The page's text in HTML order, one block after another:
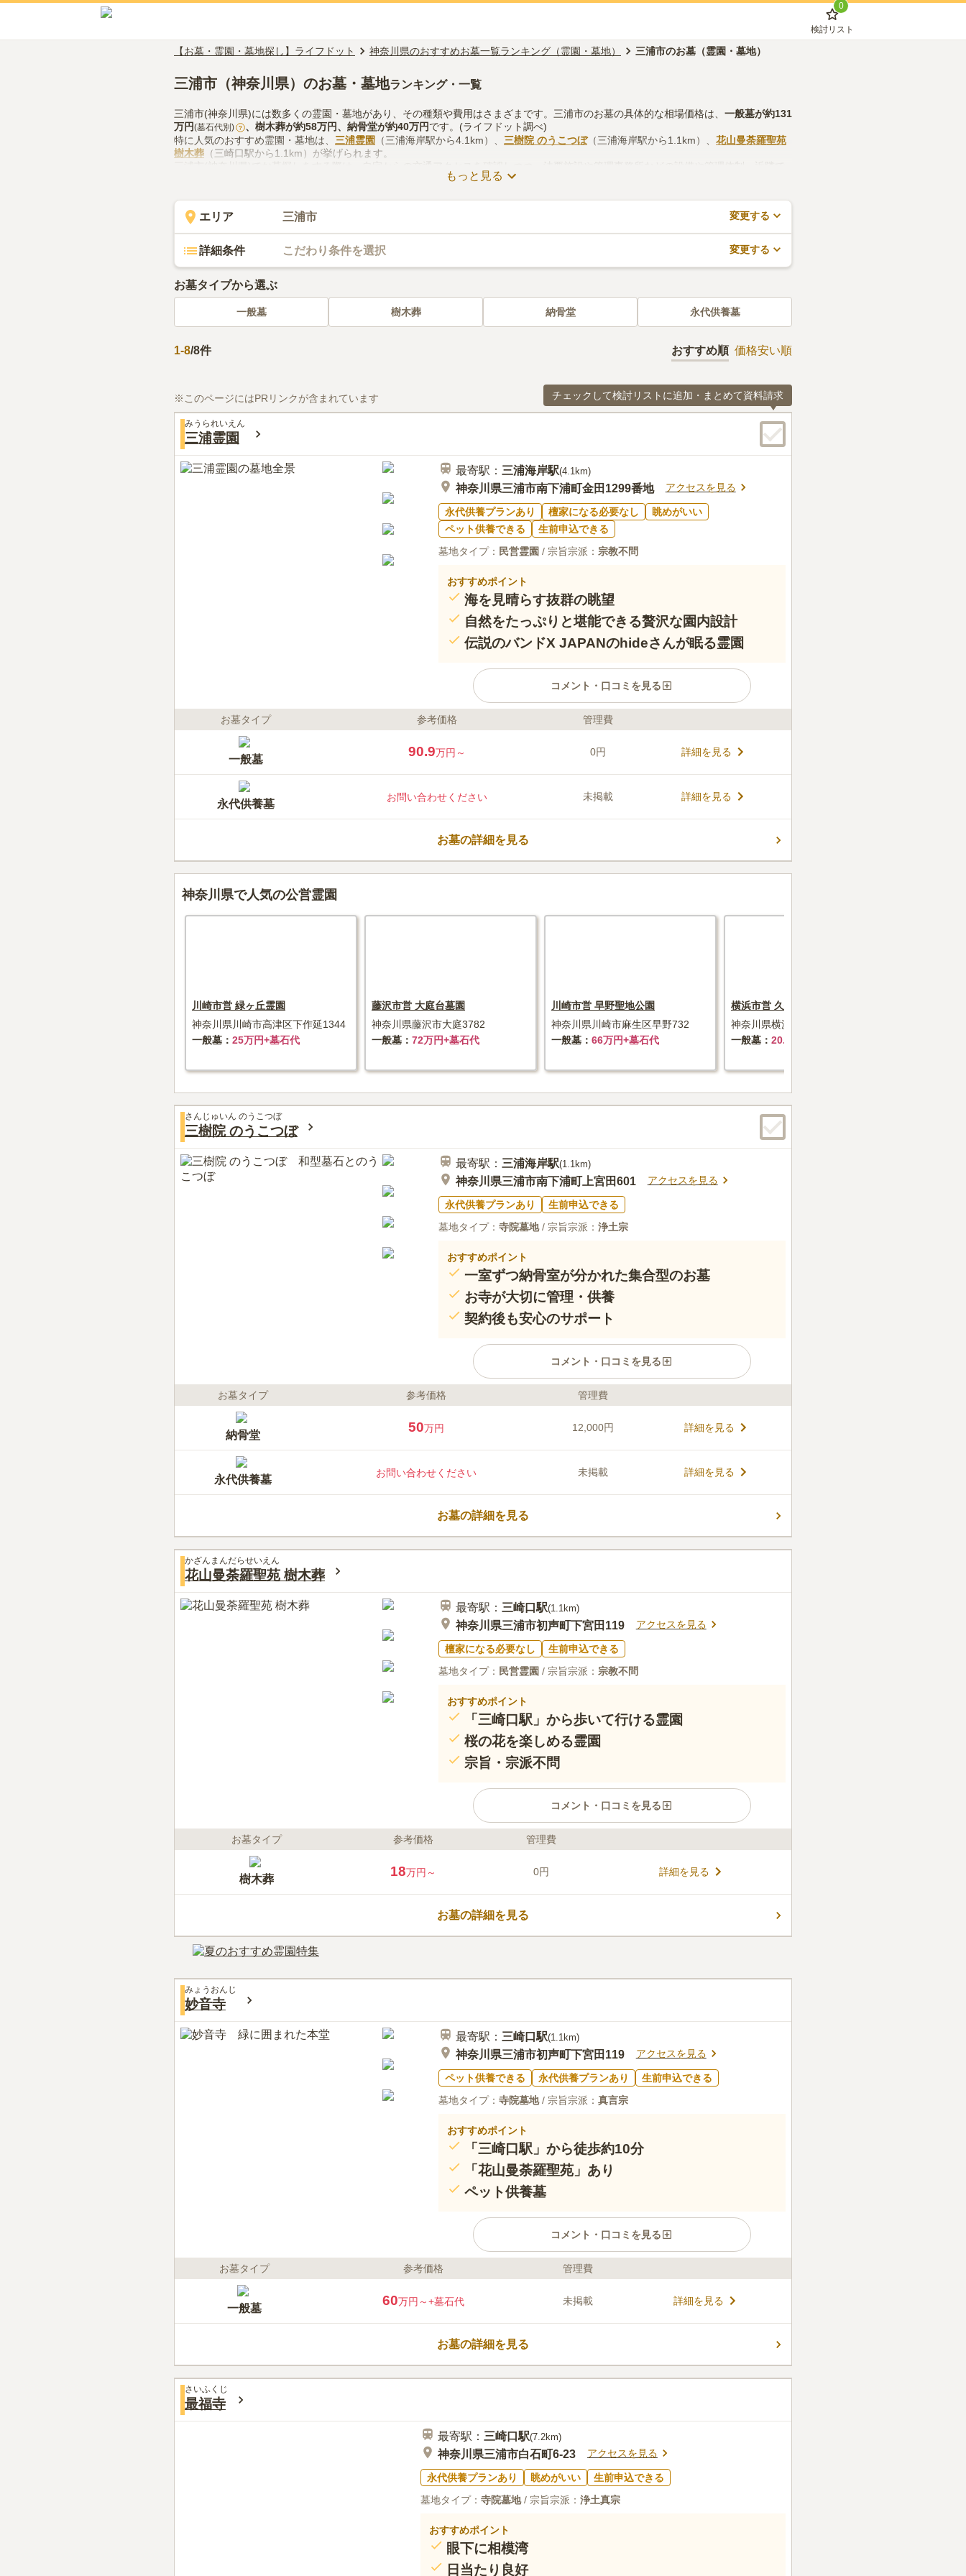
0
検討リスト
【お墓・霊園・墓地探し】ライフドット 神奈川県のおすすめお墓一覧ランキング（霊園・墓地） 三浦市のお墓（霊園・墓地）
三浦市（神奈川県）のお墓・墓地ランキング・一覧
三浦市(神奈川県)には数多くの霊園・墓地があり、その種類や費用はさまざまです。三浦市のお墓の具体的な相場価格は、 一般墓が約131
万円(墓石代別) ? 、 樹木葬が約58万円、 納骨堂が約40万円です。(ライフドット調べ)
特に人気のおすすめ霊園・墓地は、 三浦霊園 （三浦海岸駅から4.1km）、 三樹院 のうこつぼ（三浦海岸駅から1.1km）、 花山曼荼羅聖苑
樹木葬 （三崎口駅から1.1km）が挙げられます。
三浦市(神奈川県)でお墓探しをする際は、自宅からの交通アクセスを確認しつつ、法要施設や管理事務所などの設備や管理体制、近隣で
の供花やお線香の入手方法などを考慮して選ぶとよいでしょう。資料請求や見学予約が無料でできますので、活用してみてください。
もっと見る
エリア 三浦市 変更する
詳細条件 こだわり条件を選択 変更する
お墓タイプから選ぶ
一般墓 樹木葬 納骨堂 永代供養墓
1-8/8件 おすすめ順 価格安い順
※このページにはPRリンクが含まれています チェックして検討リストに追加・まとめて資料請求
みうられいえん
三浦霊園
最寄駅： 三浦海岸駅(4.1km)
神奈川県三浦市南下浦町金田1299番地 アクセスを見る
永代供養プランあり 檀家になる必要なし
眺めがいい
ペット供養できる
生前申込できる
墓地タイプ： 民営霊園 / 宗旨宗派： 宗教不問
おすすめポイント
海を見晴らす抜群の眺望
自然をたっぷりと堪能できる贅沢な園内設計
伝説のバンドX JAPANのhideさんが眠る霊園
コメント・口コミを見る
ライフドット編集部のコメント
ぐの、海に囲まれた眺めのいい霊園です。園内には本格的な日
本庭園があり、周囲を豊かな自然に囲まれています。公益財団
ター・hideさんが眠る霊園としても有名です。
口コミ評価
みんなの評価
とが出来ます。海が近く見晴らしが良いのでお天気が良ければとてもす
させてくれる人気のレストランがあります。やはり車でないと少し不便
お墓タイプ 参考価格 管理費
一般墓
90.9万円～ 0円 詳細を見る
永代供養墓
お問い合わせください 未掲載 詳細を見る
お墓の詳細を見る
神奈川県で人気の公営霊園
川崎市営 緑ヶ丘霊園
神奈川県川崎市高津区下作延1344
一般墓
25万円+墓石代
藤沢市営 大庭台墓園
神奈川県藤沢市大庭3782
一般墓
72万円+墓石代
川崎市営 早野聖地公園
神奈川県川崎市麻生区早野732
一般墓
66万円+墓石代
横浜市営 久保山墓地
神奈川県横浜市西区元久保町3-24
一般墓
20.3万円～+墓石代
さんじゅいん のうこつぼ
三樹院 のうこつぼ
最寄駅： 三浦海岸駅(1.1km)
神奈川県三浦市南下浦町上宮田601 アクセスを見る
永代供養プランあり
生前申込できる
墓地タイプ： 寺院墓地/ 宗旨宗派： 浄土宗
おすすめポイント
一室ずつ納骨室が分かれた集合型のお墓
お寺が大切に管理・供養
契約後も安心のサポート
コメント・口コミを見る
ライフドット編集部のコメント
「のうこつぼ・納骨墓」による供養となります。霊園は開けた
場所にあり、日当たりは良好です。陽光の温かさを感じながら
お参りすることができる環境です。承継者不在の方でも申し込
むことができます。駐車場も設置されています。高速道路の出
口からも近いので、車でお参りに来やすい環境です。
コメントの続きを読む
口コミ評価
みんなの評価
また海がすぐそばで景観が良く霊園近くにはいちご狩りができレジャー
お墓タイプ 参考価格 管理費
納骨堂
50万円 12,000円 詳細を見る
永代供養墓
お問い合わせください 未掲載 詳細を見る
お墓の詳細を見る
かざんまんだらせいえん
花山曼荼羅聖苑 樹木葬
最寄駅： 三崎口 駅(1.1km)
神奈川県三浦市初声町下宮田119 アクセスを見る
檀家になる必要なし
生前申込できる
墓地タイプ： 民営霊園 / 宗旨宗派： 宗教不問
おすすめポイント
「三崎口駅」から歩いて行ける霊園
桜の花を楽しめる霊園
宗旨・宗派不問
コメント・口コミを見る
ライフドット編集部のコメント
園です。園内には数多くの花や木が植えられています。約50種
3,200本の花木が境内を美しく彩ります。四季の移ろいを感じな
がらお参りすることができる環境です。園内には法要・会食施
設があります。すべてを一か所で済ませたいという方には便利
です。広々とした駐車場も完備しています。
お墓タイプ 参考価格 管理費
樹木葬
18万円～ 0円 詳細を見る
お墓の詳細を見る
みょうおんじ
妙音寺
最寄駅： 三崎口 駅(1.1km)
神奈川県三浦市初声町下宮田119 アクセスを見る
ペット供養できる 永代供養プランあり
生前申込できる
墓地タイプ： 寺院墓地/ 宗旨宗派： 真言宗
おすすめポイント
「三崎口駅」から徒歩約10分
「花山曼荼羅聖苑」あり
ペット供養墓
コメント・口コミを見る
ライフドット編集部のコメント
じめ、およそ100種188尊の石仏が奉安されています。霊園は豊
かな自然に囲まれており、四季折々の風情を感じることができ
ます。妙音寺墓苑では6種類の区画が用意されています。樹木葬
のできる「花山曼荼羅聖苑」は、お墓を管理する後継者が不足
しがちな時代のニーズに応える形で作られた、永代供養のため
お墓タイプ 参考価格 管理費
一般墓
60万円～+墓石代 未掲載 詳細を見る
お墓の詳細を見る
さいふくじ
最福寺
最寄駅： 三崎口 駅(7.2km)
神奈川県三浦市白石町6-23 アクセスを見る
永代供養プランあり 眺めがいい
生前申込できる
墓地タイプ： 寺院墓地/ 宗旨宗派： 浄土真宗
おすすめポイント
眼下に相模湾
日当たり良好